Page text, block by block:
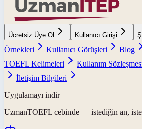
Ücretsiz Üye Ol Kullanıcı Girişi
Örnekleri
Kullanıcı Görüşleri Blog
TOEFL Kelimeleri
Kullanım
İletişim Bilgileri
Uygulamayı indir
UzmanTOEFL cebinde — istediğin an,